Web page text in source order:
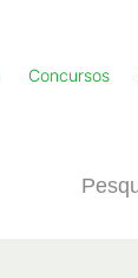
Concursos